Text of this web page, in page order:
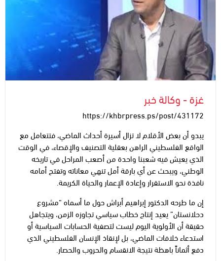
غزة - وكالة خبر
https://khbrpress.ps/post/431172
يبدو أن بعض الأقلام لا تزال أسيرة أحداث الماضي، فتتعامل مع
الواقع الفلسطيني الراهن بعقلية التصنيف والإقصاء، في الوقت
الذي يعيش فيه شعبنا واحدة من أصعب المراحل في تاريخه
الوطني، ويبحث عن أي بارقة أمل تنهي معاناته وتفتح أمامه
نافذة نحو الاستقرار وإعادة الإعمار والحياة الكريمة.
إن ما طرحه الدكتور إبراهيم أبراش حول ما أسماه “مشروع
دحلانستان” يعيد إنتاج خطاب سياسي تجاوزه الزمن، ويتجاهل
حقيقة أن الأولوية اليوم ليست لتصفية الحسابات السياسية أو
استدعاء خلافات الماضي، بل لإنقاذ الإنسان الفلسطيني الذي
دفع أثماناً باهظة نتيجة الانقسام والحروب والحصار.